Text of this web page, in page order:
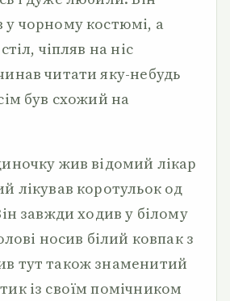
у чорному костюмі, а
чіпляв на ніс
читати яку-небудь
був схожий на
жив відомий лікар
лікував коротульок од
завжди ходив у білому
носив білий ковпак з
тут також знаменитий
із своїм помічником